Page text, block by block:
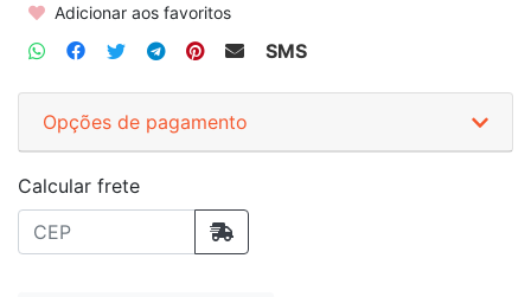
Adicionar aos favoritos
SMS
Opções de pagamento
Calcular frete